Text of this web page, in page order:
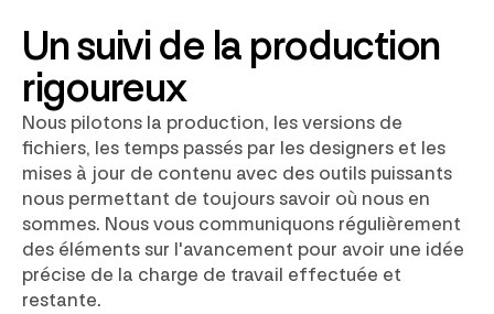
Un suivi de la production
rigoureux
Nous pilotons la production, les versions de
fichiers, les temps passés par les designers et les
mises à jour de contenu avec des outils puissants
nous permettant de toujours savoir où nous en
sommes. Nous vous communiquons régulièrement
des éléments sur l'avancement pour avoir une idée
précise de la charge de travail effectuée et
restante.